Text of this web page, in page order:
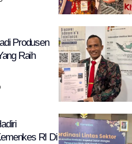
Produsen
Raih
RI Di